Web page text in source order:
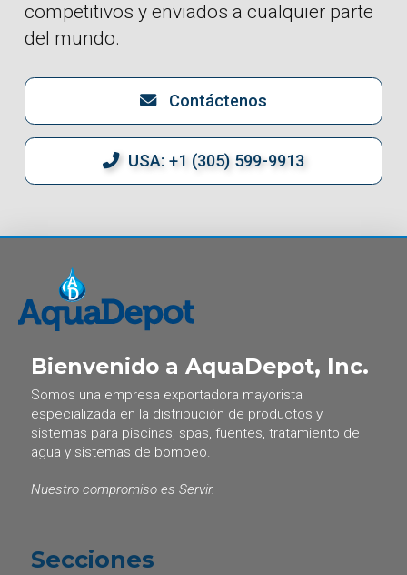
competitivos y enviados a cualquier parte
del mundo.
Contáctenos
USA: +1 (305) 599-9913
Bienvenido a AquaDepot, Inc.
Somos una empresa exportadora mayorista
especializada en la distribución de productos y
sistemas para piscinas, spas, fuentes, tratamiento de
agua y sistemas de bombeo.
Nuestro compromiso es Servir.
Secciones